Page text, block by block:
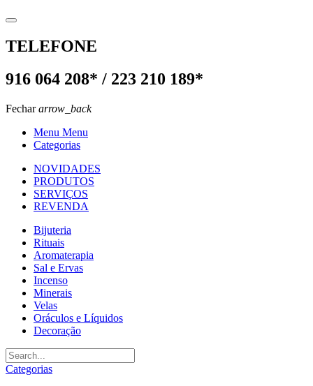
TELEFONE
916 064 208* / 223 210 189*
Fechararrow_back
Menu Menu
Categorias
NOVIDADES
PRODUTOS
SERVIÇOS
REVENDA
Bijuteria
Rituais
Aromaterapia
Sal e Ervas
Incenso
Minerais
Velas
Oráculos e Líquidos
Decoração
Categorias